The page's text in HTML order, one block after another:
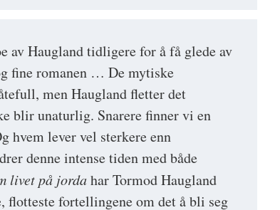
av Haugland tidligere for å få glede av
fine romanen … De mytiske
men Haugland fletter det
blir unaturlig. Snarere finner vi en
hvem lever vel sterkere enn
denne intense tiden med både
livet på jordahar Tormod Haugland
flotteste fortellingene om det å bli seg